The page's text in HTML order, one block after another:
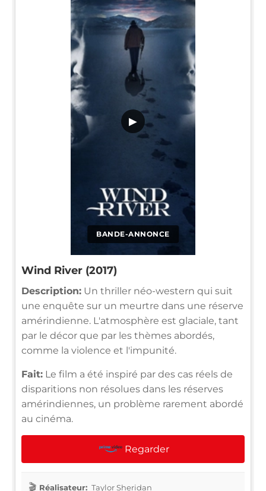
BANDE-ANNONCE
▶
Wind River (2017)
Description: Un thriller néo-western qui suit
une enquête sur un meurtre dans une réserve
amérindienne. L'atmosphère est glaciale, tant
par le décor que par les thèmes abordés,
comme la violence et l'impunité.
Fait: Le film a été inspiré par des cas réels de
disparitions non résolues dans les réserves
amérindiennes, un problème rarement abordé
au cinéma.
Regarder
Réalisateur: Taylor Sheridan